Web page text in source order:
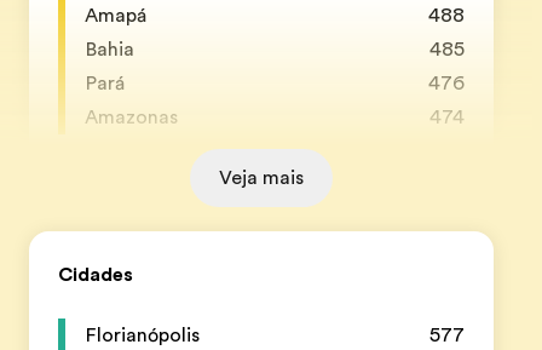
Amapá
488
Bahia
485
Pará
476
Amazonas
474
Veja mais
Cidades
Florianópolis
577